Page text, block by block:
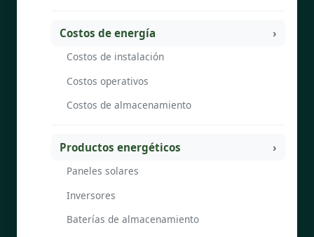
Costos de energía
Costos de instalación
Costos operativos
Costos de almacenamiento
Productos energéticos
Paneles solares
Inversores
Baterías de almacenamiento